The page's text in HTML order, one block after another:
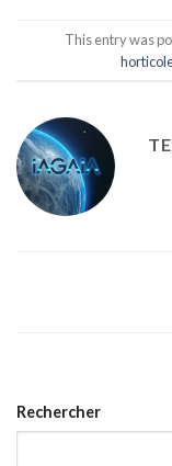
This entry was
Rechercher